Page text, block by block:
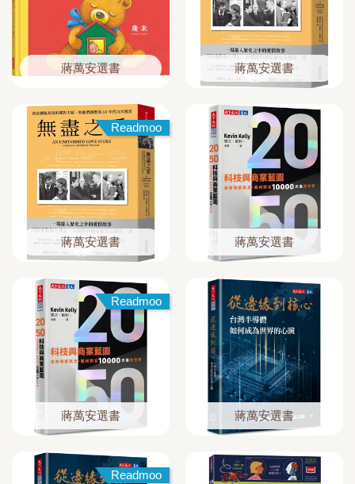
蔣萬安選書 蔣萬安選書
Readmoo
蔣萬安選書 蔣萬安選書
Readmoo
蔣萬安選書 蔣萬安選書
Readmoo